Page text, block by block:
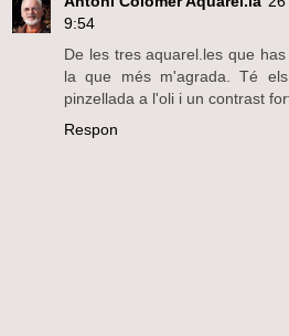
9:54
De les tres aquarel.les que
la que més m'agrada. Té
pinzellada a l'oli i un contrast
Respon